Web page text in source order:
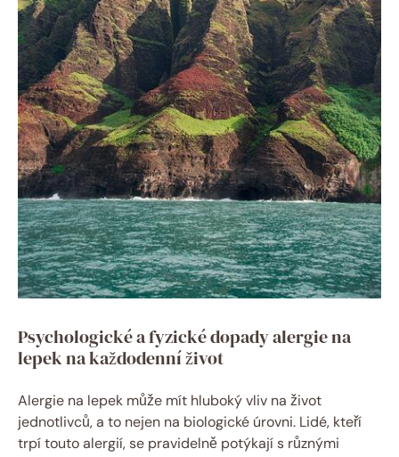
Psychologické a fyzické dopady alergie na
lepek na každodenní život
Alergie na lepek může mít hluboký vliv na život
jednotlivců, a to nejen na biologické úrovni. Lidé, kteří
trpí touto alergií, se pravidelně potýkají s různými